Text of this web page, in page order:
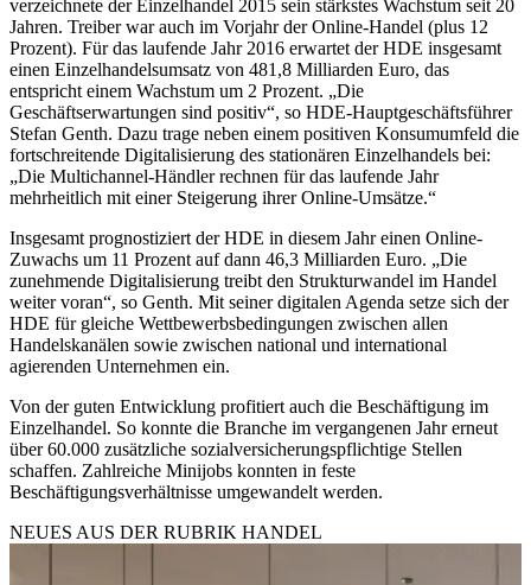
verzeichnete der Einzelhandel 2015 sein stärkstes Wachstum seit 20
Jahren. Treiber war auch im Vorjahr der Online-Handel (plus 12
Prozent). Für das laufende Jahr 2016 erwartet der HDE insgesamt
einen Einzelhandelsumsatz von 481,8 Milliarden Euro, das
entspricht einem Wachstum um 2 Prozent. „Die
Geschäftserwartungen sind positiv“, so HDE-Hauptgeschäftsführer
Stefan Genth. Dazu trage neben einem positiven Konsumumfeld die
fortschreitende Digitalisierung des stationären Einzelhandels bei:
„Die Multichannel-Händler rechnen für das laufende Jahr
mehrheitlich mit einer Steigerung ihrer Online-Umsätze.“
Insgesamt prognostiziert der HDE in diesem Jahr einen Online-
Zuwachs um 11 Prozent auf dann 46,3 Milliarden Euro. „Die
zunehmende Digitalisierung treibt den Strukturwandel im Handel
weiter voran“, so Genth. Mit seiner digitalen Agenda setze sich der
HDE für gleiche Wettbewerbsbedingungen zwischen allen
Handelskanälen sowie zwischen national und international
agierenden Unternehmen ein.
Von der guten Entwicklung profitiert auch die Beschäftigung im
Einzelhandel. So konnte die Branche im vergangenen Jahr erneut
über 60.000 zusätzliche sozialversicherungspflichtige Stellen
schaffen. Zahlreiche Minijobs konnten in feste
Beschäftigungsverhältnisse umgewandelt werden.
NEUES AUS DER RUBRIK HANDEL